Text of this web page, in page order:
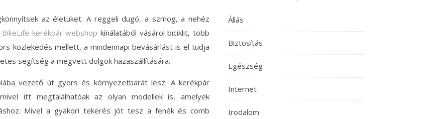
az életüket. A reggeli dugó, a szmog, a nehéz
kerékpár webshop kínálatából vásárol biciklit, több
közlekedés mellett, a mindennapi bevásárlást is el tudja
segítség a megvett dolgok hazaszállítására.
vezető út gyors és környezetbarát lesz. A kerékpár
itt megtalálhatóak az olyan modellek is, amelyek
Mivel a gyakori tekerés jót tesz a fenék és comb
Állás
Biztosítás
Egészség
Internet
Irodalom